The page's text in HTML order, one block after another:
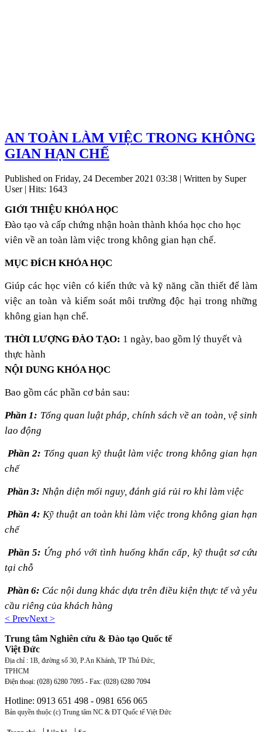
Chương trình đào tạo chuyên sâu dầu khí được sự hỗ trợ của
Đại học mỏ địa chất Hà Nội, Đại học Bách khoa Hà Nội, Đại học
gồm công tác thăm dò địa chất, kỹ thuật khai thác dầu khí, kỹ thuật
AN TOÀN LÀM VIỆC TRONG KHÔNG
GIAN HẠN CHẾ
Published on Friday, 24 December 2021 03:38 | Written by Super
User| Hits: 1643
GIỚI THIỆU KHÓA HỌC
Đào tạo và cấp chứng nhận hoàn thành khóa học cho học
viên về an toàn làm việc trong không gian hạn chế.
MỤC ĐÍCH KHÓA HỌC
Giúp các học viên có kiến thức và kỹ năng cần thiết để làm
việc an toàn và kiểm soát môi trường độc hại trong những
không gian hạn chế.
THỜI LƯỢNG ĐÀO TẠO: 1 ngày, bao gồm lý thuyết và
thực hành
NỘI DUNG KHÓA HỌC
Bao gồm các phần cơ bản sau:
Phần 1: Tổng quan luật pháp, chính sách về an toàn, vệ sinh
lao động
Phần 2: Tổng quan kỹ thuật làm việc trong không gian hạn
chế
Phần 3: Nhận diện mối nguy, đánh giá rủi ro khi làm việc
Phần 4: Kỹ thuật an toàn khi làm việc trong không gian hạn
chế
Phần 5: Ứng phó với tình huống khẩn cấp, kỹ thuật sơ cứu
tại chỗ
Phần 6: Các nội dung khác dựa trên điều kiện thực tế và yêu
cầu riêng của khách hàng
< PrevNext >
Trung tâm Nghiên cứu & Đào tạo Quốc tế
Việt Đức
Địa chỉ : 1B, đường số 30, P.An Khánh, TP Thủ Đức,
TPHCM
Điện thoại: (028) 6280 7095 - Fax: (028) 6280 7094
Hotline: 0913 651 498 - 0981 656 065
Bản quyền thuộc (c) Trung tâm NC & ĐT Quốc tế Việt Đức